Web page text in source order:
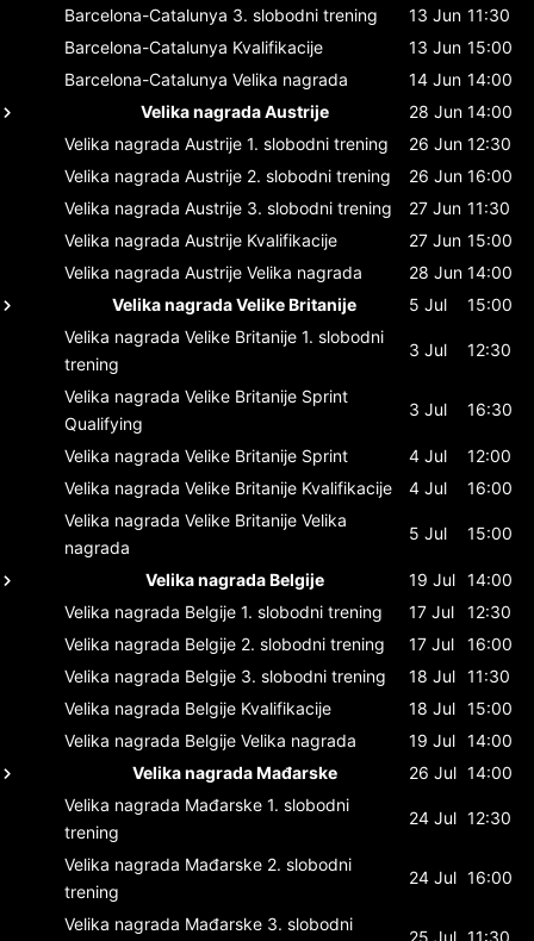
Barcelona-Catalunya 3. slobodni trening 13 Jun 11:30
Barcelona-Catalunya Kvalifikacije 13 Jun 15:00
Barcelona-Catalunya Velika nagrada 14 Jun 14:00
Velika nagrada Austrije
28 Jun 14:00
Velika nagrada Austrije 1. slobodni trening 26 Jun 12:30
Velika nagrada Austrije 2. slobodni trening 26 Jun 16:00
Velika nagrada Austrije 3. slobodni trening 27 Jun 11:30
Velika nagrada Austrije Kvalifikacije 27 Jun 15:00
Velika nagrada Austrije Velika nagrada 28 Jun 14:00
Velika nagrada Velike Britanije
5 Jul
15:00
Velika nagrada Velike Britanije 1. slobodni
trening
3 Jul 12:30
Velika nagrada Velike Britanije Sprint
Qualifying
3 Jul 16:30
Velika nagrada Velike Britanije Sprint 4 Jul
12:00
Velika nagrada Velike Britanije Kvalifikacije 4 Jul
16:00
Velika nagrada Velike Britanije Velika
nagrada
5 Jul 15:00
Velika nagrada Belgije 19 Jul 14:00
Velika nagrada Belgije 1. slobodni trening 17 Jul
12:30
Velika nagrada Belgije 2. slobodni trening 17 Jul
16:00
Velika nagrada Belgije 3. slobodni trening 18 Jul 11:30
Velika nagrada Belgije Kvalifikacije 18 Jul 15:00
Velika nagrada Belgije Velika nagrada 19 Jul 14:00
Velika nagrada Mađarske
26 Jul 14:00
Velika nagrada Mađarske 1. slobodni
trening
24 Jul 12:30
Velika nagrada Mađarske 2. slobodni
trening
24 Jul 16:00
Velika nagrada Mađarske 3. slobodni
25 Jul 11:30